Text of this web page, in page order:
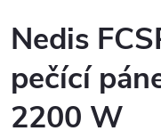
Nedis
pečící
2200 W